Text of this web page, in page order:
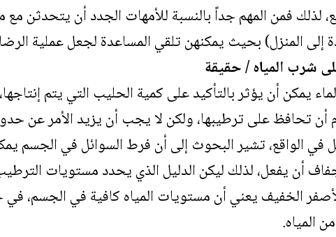
لذلك فمن المهم جداً بالنسبة للأمهات الجدد أن يتحدثن
إلى المنزل) بحيث يمكنهن تلقي المساعدة لجعل عملية
شرب المياه / حقيقة
يمكن أن يؤثر بالتأكيد على كمية الحليب التي يتم
تحافظ على ترطيبها، ولكن لا يجب أن يزيد الأمر عن
في الواقع، تشير البحوث إلى أن فرط السوائل في الجسم
أن يفعل، لذلك ليكن الدليل الذي يحدد مستويات
الخفيف يعني أن مستويات المياه كافية في الجسم، في
المياه.